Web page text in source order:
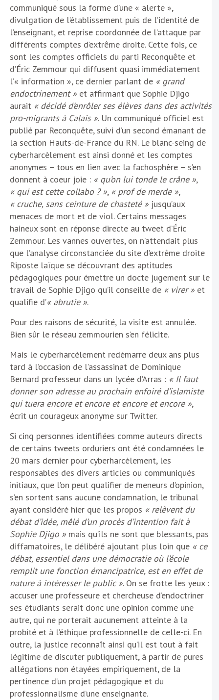
communiqué sous la forme d’une « alerte »,
divulgation de l’établissement puis de l’identité de
l’enseignant, et reprise coordonnée de l’attaque par
différents comptes d’extrême droite. Cette fois, ce
sont les comptes officiels du parti Reconquête et
d’Éric Zemmour qui diffusent quasi immédiatement
l’« information », ce dernier parlant de « grand
endoctrinement » et affirmant que Sophie Djigo
aurait « décidé d’enrôler ses élèves dans des activités
pro-migrants à Calais ». Un communiqué officiel est
publié par Reconquête, suivi d’un second émanant de
la section Hauts-de-France du RN. Le blanc-seing de
cyberharcèlement est ainsi donné et les comptes
anonymes – tous en lien avec la fachosphère – s’en
donnent à coeur joie : « qu’on lui tonde le crâne »,
« qui est cette collabo ? », « prof de merde »,
« cruche, sans ceinture de chasteté » jusqu’aux
menaces de mort et de viol. Certains messages
haineux sont en réponse directe au tweet d’Éric
Zemmour. Les vannes ouvertes, on n’attendait plus
que l’analyse circonstanciée du site d’extrême droite
Riposte laïque se découvrant des aptitudes
pédagogiques pour émettre un docte jugement sur le
travail de Sophie Djigo qu’il conseille de « virer » et
qualifie d’« abrutie ».
Pour des raisons de sécurité, la visite est annulée.
Bien sûr le réseau zemmourien s’en félicite.
Mais le cyberharcèlement redémarre deux ans plus
tard à l’occasion de l’assassinat de Dominique
Bernard professeur dans un lycée d’Arras : « Il faut
donner son adresse au prochain enfoiré d’islamiste
qui tuera encore et encore et encore et encore »,
écrit un courageux anonyme sur Twitter.
Si cinq personnes identifiées comme auteurs directs
de certains tweets orduriers ont été condamnées le
20 mars dernier pour cyberharcèlement, les
responsables des divers articles ou communiqués
initiaux, que l’on peut qualifier de meneurs d’opinion,
s’en sortent sans aucune condamnation, le tribunal
ayant considéré hier que les propos « relèvent du
débat d’idée, mêlé d’un procès d’intention fait à
Sophie Djigo » mais qu’ils ne sont que blessants, pas
diffamatoires, le délibéré ajoutant plus loin que « ce
débat, essentiel dans une démocratie où l’école
remplit une fonction émancipatrice, est en effet de
nature à intéresser le public ». On se frotte les yeux :
accuser une professeure et chercheuse d’endoctriner
ses étudiants serait donc une opinion comme une
autre, qui ne porterait aucunement atteinte à la
probité et à l’éthique professionnelle de celle-ci. En
outre, la justice reconnaît ainsi qu’il est tout à fait
légitime de discuter publiquement, à partir de pures
allégations non étayées empiriquement, de la
pertinence d’un projet pédagogique et du
professionnalisme d’une enseignante.